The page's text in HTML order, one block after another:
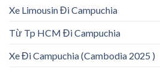
Xe Limousin Đi Campuchia
Từ Tp HCM Đi Campuchia
Xe Đi Campuchia (Cambodia 2025 )